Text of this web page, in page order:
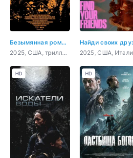
Безымянная романтическая история о вторжении в дом
2025, США, триллер, мелодрама, комедия
HD HD